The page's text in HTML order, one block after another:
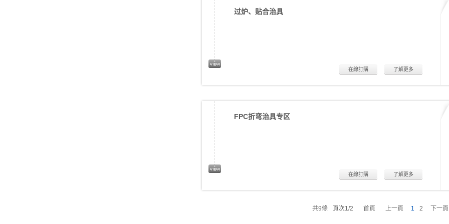
过炉、贴合治具
了解更多
在線訂購
FPC折弯治具专区
了解更多
在線訂購
共9條 頁次1/2 首頁 上一頁 1 2 下一頁